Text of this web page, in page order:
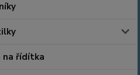
na řídítka